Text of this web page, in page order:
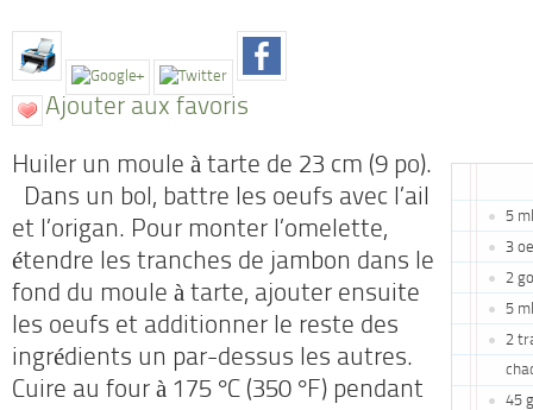
Ajouter aux favoris
5
3
2
5
2
45
Huiler un moule à tarte de 23 cm (9 po).
Dans un bol, battre les oeufs avec l’ail
et l’origan. Pour monter l’omelette,
étendre les tranches de jambon dans le
fond du moule à tarte, ajouter ensuite
les oeufs et additionner le reste des
ingrédients un par-dessus les autres.
Cuire au four à 175 °C (350 °F) pendant